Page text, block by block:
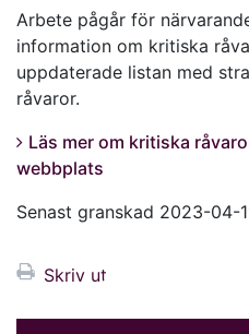
Arbete pågår för
information om kritiska
uppdaterade listan med
råvaror.
Läs mer om kritiska
webbplats
Senast granskad 2023-04-
Skriv ut